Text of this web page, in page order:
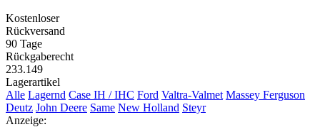
Kostenloser
Rückversand
90 Tage
Rückgaberecht
233.149
Lagerartikel
Alle Lagernd Case IH / IHC Ford Valtra-Valmet Massey Ferguson
Deutz John Deere Same New Holland Steyr
Anzeige: